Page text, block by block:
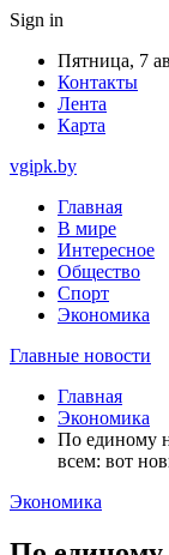
Sign in
Пятница, 7
Контакты
Лента
Карта
vgipk.by
Главная
В мире
Интересное
Общество
Спорт
Экономика
Главные новости
Главная
Экономика
По единому
всем: вот
Экономика